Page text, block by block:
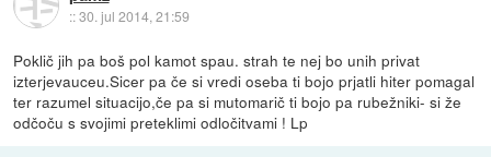
::30. jul 2014, 21:59
Poklič jih pa boš pol kamot spau. strah te nej bo unih privat
izterjevauceu.Sicer pa če si vredi oseba ti bojo prjatli hiter pomagal
ter razumel situacijo,če pa si mutomarič ti bojo pa rubežniki- si že
odčoču s svojimi preteklimi odločitvami ! Lp